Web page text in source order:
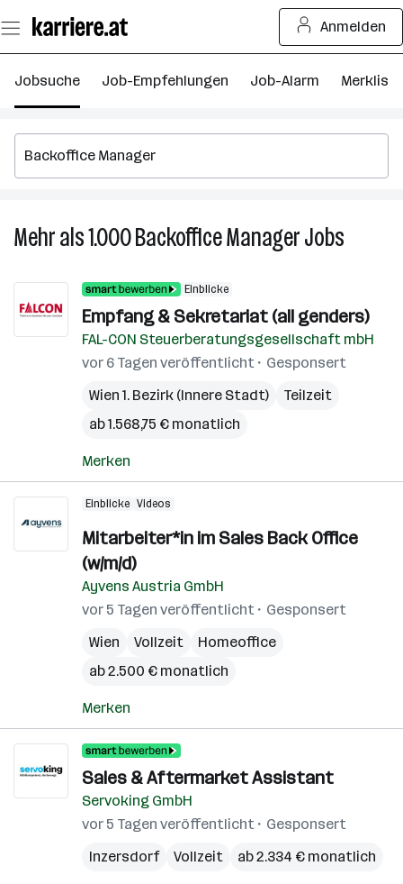
Seiteninhalt
springen
Anmelden
Jobsuche Job-Empfehlungen Job-Alarm Merkliste
Mehr als 1.000Backoffice ManagerJobs
Manager
Jobs
Einblicke
Empfang & Sekretariat (all genders)
FAL-CON Steuerberatungsgesellschaft mbH
vor 6 Tagen veröffentlicht
Gesponsert
Wien 1. Bezirk (Innere Stadt)
Teilzeit
ab 1.568,75 € monatlich
Merken
Einblicke Videos
Mitarbeiter*in im Sales Back Office
(w/m/d)
Ayvens Austria GmbH
vor 5 Tagen veröffentlicht
Gesponsert
Wien
Vollzeit
Homeoffice
ab 2.500 € monatlich
Merken
Sales & Aftermarket Assistant
Servoking GmbH
vor 5 Tagen veröffentlicht
Gesponsert
Inzersdorf
Vollzeit ab 2.334 € monatlich